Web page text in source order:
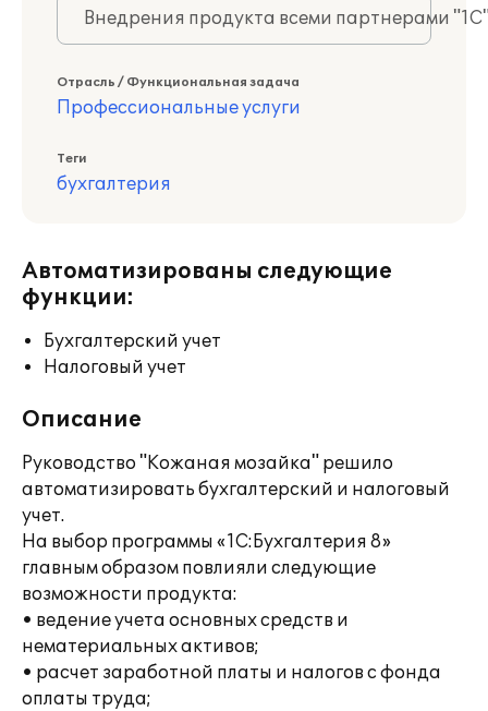
Внедрения продукта всеми партнерами
Отрасль / Функциональная задача
Профессиональные услуги
Теги
бухгалтерия
Автоматизированы следующие
функции:
Бухгалтерский учет
Налоговый учет
Описание
Руководство "Кожаная мозайка" решило
автоматизировать бухгалтерский и налоговый
учет.
На выбор программы «1С:Бухгалтерия 8»
главным образом повлияли следующие
возможности продукта:
• ведение учета основных средств и
нематериальных активов;
• расчет заработной платы и налогов с фонда
оплаты труда;